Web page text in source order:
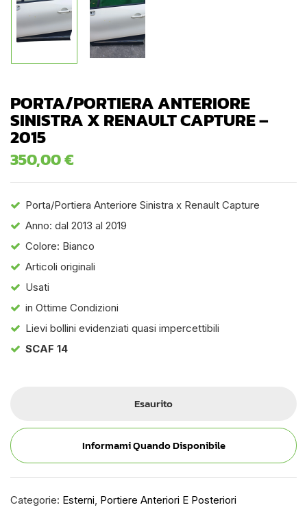
PORTA/PORTIERA ANTERIORE
SINISTRA X RENAULT CAPTURE –
2015
350,00€
Porta/Portiera Anteriore Sinistra x Renault Capture
Anno: dal 2013 al 2019
Colore: Bianco
Articoli originali
Usati
in Ottime Condizioni
Lievi bollini evidenziati quasi impercettibili
SCAF 14
Esaurito
Informami Quando Disponibile
Categorie: Esterni Portiere Anteriori E Posteriori